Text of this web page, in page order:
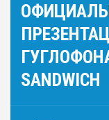
ГУГЛОФОНА
SANDWICH